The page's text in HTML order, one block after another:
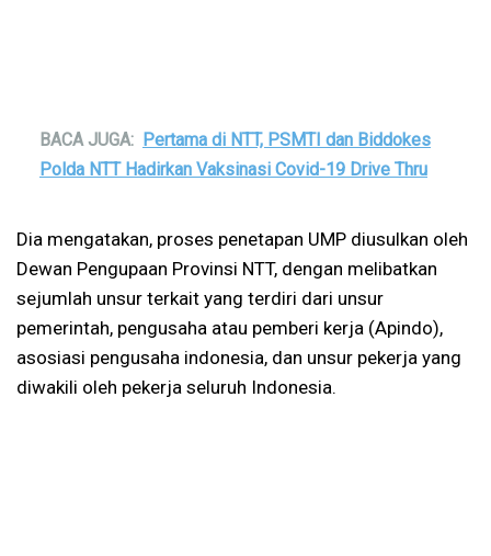
BACA JUGA: Pertama di NTT, PSMTI dan Biddokes
Polda NTT Hadirkan Vaksinasi Covid-19 Drive Thru
Dia mengatakan, proses penetapan UMP diusulkan oleh
Dewan Pengupaan Provinsi NTT, dengan melibatkan
sejumlah unsur terkait yang terdiri dari unsur
pemerintah, pengusaha atau pemberi kerja (Apindo),
asosiasi pengusaha indonesia, dan unsur pekerja yang
diwakili oleh pekerja seluruh Indonesia.